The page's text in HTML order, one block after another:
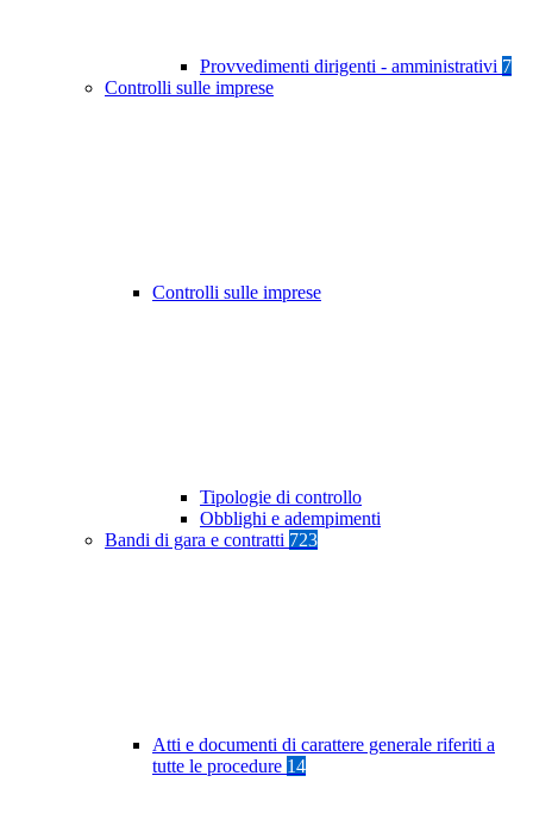
Provvedimenti dirigenti - amministrativi 7
Controlli sulle imprese
Controlli sulle imprese
Tipologie di controllo
Obblighi e adempimenti
Bandi di gara e contratti 723
Atti e documenti di carattere generale riferiti a
tutte le procedure 14